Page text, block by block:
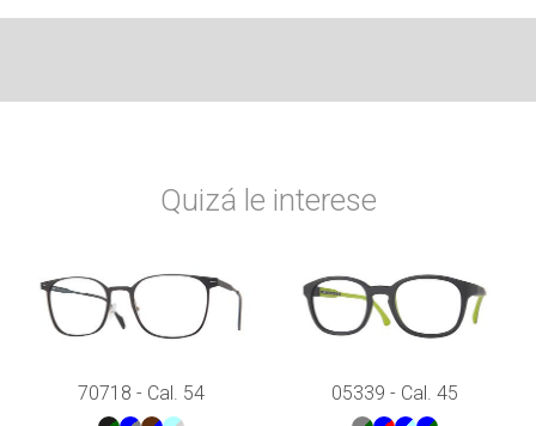
Quizá le interese
70718 - Cal. 54 05339 - Cal. 45